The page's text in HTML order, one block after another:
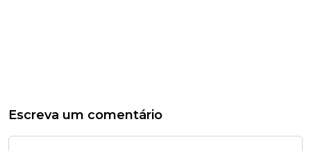
Escreva um comentário